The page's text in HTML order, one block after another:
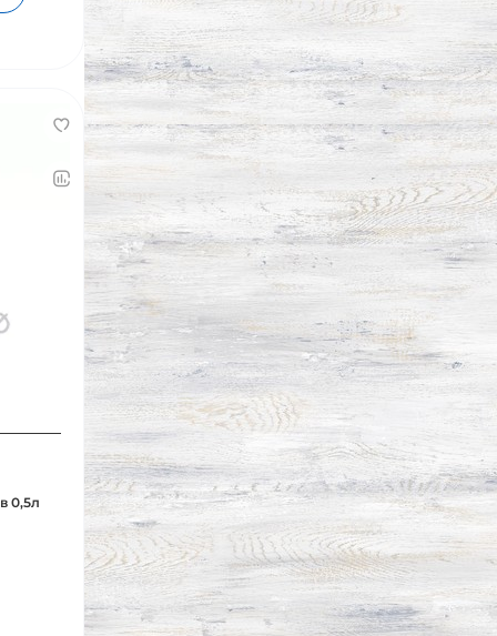
0,5л